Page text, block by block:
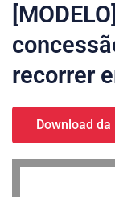
recorrer
Download